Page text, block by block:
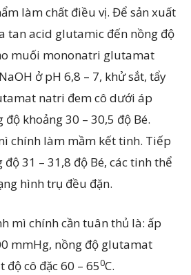
làm chất điều vị. Để sản xuất
tan acid glutamic đến nồng độ
muối mononatri glutamat
ở pH 6,8 – 7, khử sắt, tẩy
natri đem cô dưới áp
khoảng 30 – 30,5 độ Bé.
chính làm mầm kết tinh. Tiếp
độ 31 – 31,8 độ Bé, các tinh thể
hình trụ đều đặn.
mì chính cần tuân thủ là: ấp
mmHg, nồng độ glutamat
độ cô đặc 60 – 650C.